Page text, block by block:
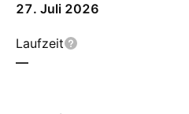
27. Juli 2026
Laufzeit
—